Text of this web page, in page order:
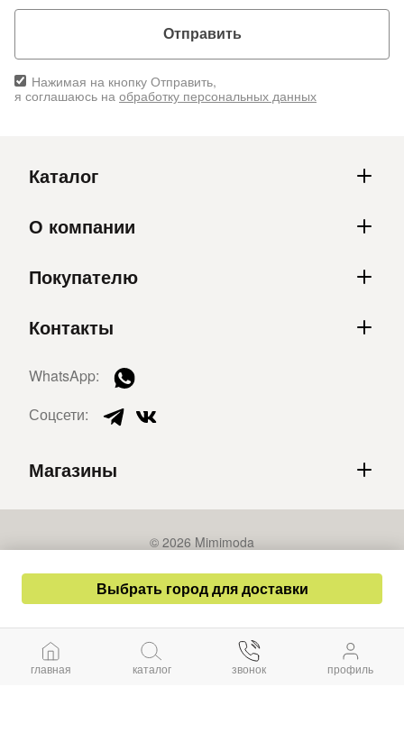
Выбрать город для доставки
Отправить
Нажимая на кнопку Отправить,
я соглашаюсь на обработку персональных данных
Каталог
О компании
Покупателю
Контакты
WhatsApp:
Соцсети:
Магазины
© 2026 Mimimoda
Политика конфиденциальности
Разработка сайта – СайтКрафт
главная каталог звонок профиль